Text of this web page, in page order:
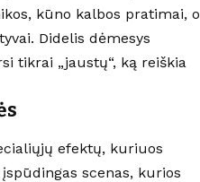
kūno kalbos pratimai, o
Didelis dėmesys
tikrai „jaustų“, ką reiškia
efektų, kuriuos
scenas, kurios